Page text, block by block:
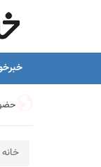
حضور بانک
خانه